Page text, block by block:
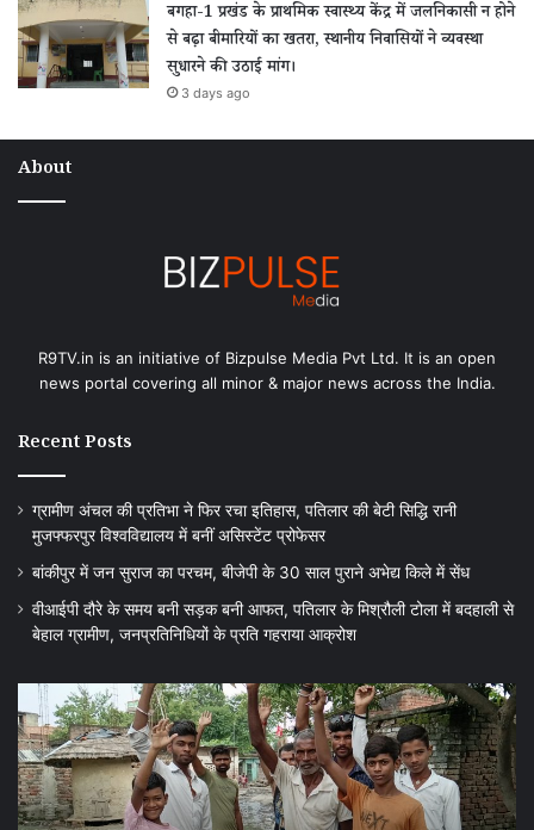
बगहा-1 प्रखंड के प्राथमिक स्वास्थ्य केंद्र में जलनिकासी न होने
से बढ़ा बीमारियों का खतरा, स्थानीय निवासियों ने व्यवस्था
सुधारने की उठाई मांग।
3 days ago
About
R9TV.in is an initiative of Bizpulse Media Pvt Ltd. It is an open
news portal covering all minor & major news across the India.
Recent Posts
ग्रामीण अंचल की प्रतिभा ने फिर रचा इतिहास, पतिलार की बेटी सिद्धि रानी
मुजफ्फरपुर विश्वविद्यालय में बनीं असिस्टेंट प्रोफेसर
बांकीपुर में जन सुराज का परचम, बीजेपी के 30 साल पुराने अभेद्य किले में सेंध
वीआईपी दौरे के समय बनी सड़क बनी आफत, पतिलार के मिश्रौली टोला में बदहाली से
बेहाल ग्रामीण, जनप्रतिनिधियों के प्रति गहराया आक्रोश
वीआईपी
दौरे
के
समय
बनी
सड़क